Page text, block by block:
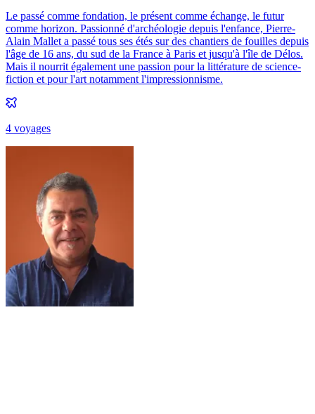
Le passé comme fondation, le présent comme échange, le futur
comme horizon. Passionné d'archéologie depuis l'enfance, Pierre-
Alain Mallet a passé tous ses étés sur des chantiers de fouilles depuis
l'âge de 16 ans, du sud de la France à Paris et jusqu'à l'île de Délos.
Mais il nourrit également une passion pour la littérature de science-
fiction et pour l'art notamment l'impressionnisme.
4 voyages